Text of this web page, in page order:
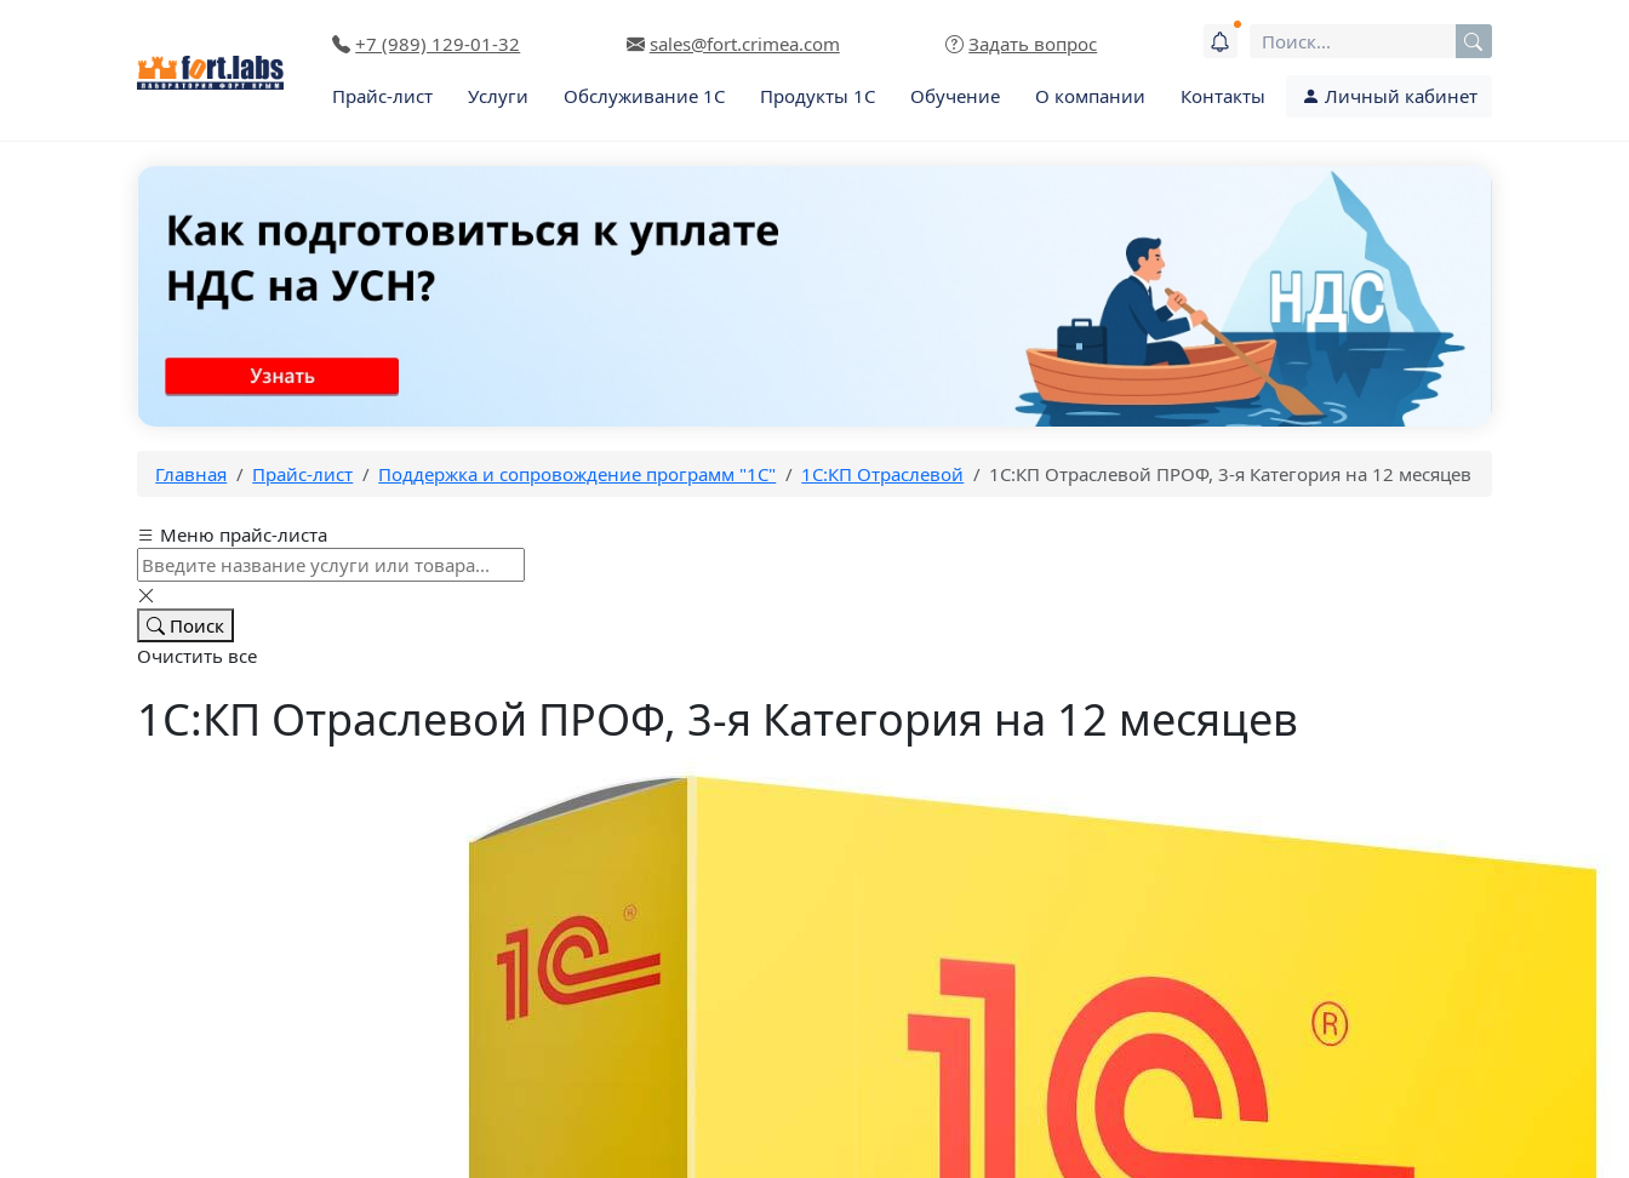
+7 (989) 129-01-32 sales@fort.crimea.com Задать вопрос
Прайс-лист Услуги Обслуживание 1С Продукты 1С Обучение О компании Контакты Личный кабинет
Главная Прайс-лист Поддержка и сопровождение программ "1С" 1С:КП Отраслевой 1С:КП Отраслевой ПРОФ, 3-я Категория на 12 месяцев
Меню прайс-листа
Поиск
Очистить все
1С:КП Отраслевой ПРОФ, 3-я Категория на 12 месяцев